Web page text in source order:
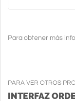
Para obtener más
PARA VER OTROS
INTERFAZ